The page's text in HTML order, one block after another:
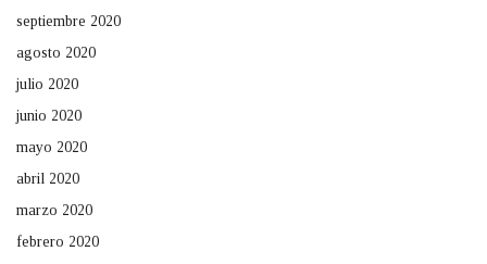
septiembre 2020
agosto 2020
julio 2020
junio 2020
mayo 2020
abril 2020
marzo 2020
febrero 2020